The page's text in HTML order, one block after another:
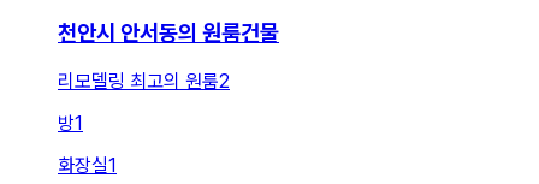
천안시 안서동의 원룸건물
리모델링 최고의 원룸2
방1
화장실1